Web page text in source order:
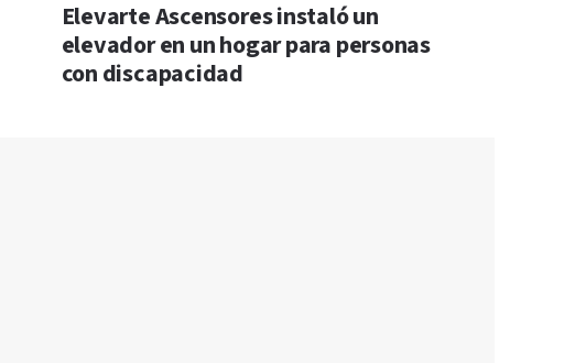
Elevarte Ascensores instaló un
elevador en un hogar para personas
con discapacidad